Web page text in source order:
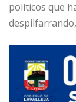
políticos que